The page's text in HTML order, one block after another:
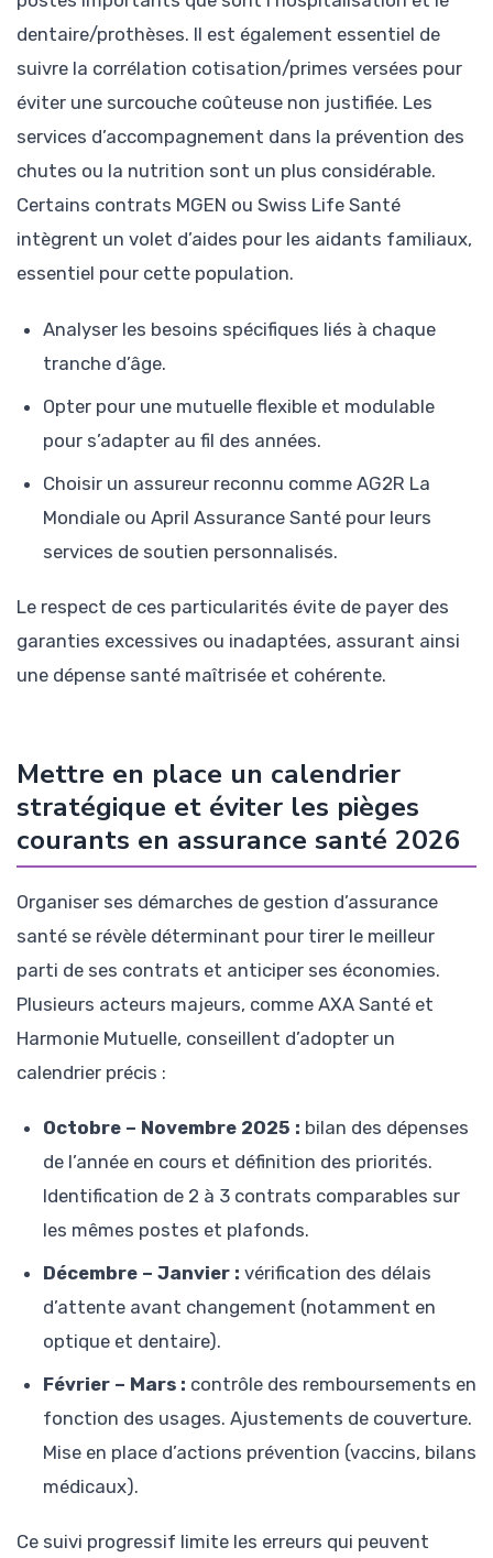
dentaire/prothèses. Il est également essentiel de
suivre la corrélation cotisation/primes versées pour
éviter une surcouche coûteuse non justifiée. Les
services d’accompagnement dans la prévention des
chutes ou la nutrition sont un plus considérable.
Certains contrats MGEN ou Swiss Life Santé
intègrent un volet d’aides pour les aidants familiaux,
essentiel pour cette population.
Analyser les besoins spécifiques liés à chaque
tranche d’âge.
Opter pour une mutuelle flexible et modulable
pour s’adapter au fil des années.
Choisir un assureur reconnu comme AG2R La
Mondiale ou April Assurance Santé pour leurs
services de soutien personnalisés.
Le respect de ces particularités évite de payer des
garanties excessives ou inadaptées, assurant ainsi
une dépense santé maîtrisée et cohérente.
Mettre en place un calendrier
stratégique et éviter les pièges
courants en assurance santé 2026
Organiser ses démarches de gestion d’assurance
santé se révèle déterminant pour tirer le meilleur
parti de ses contrats et anticiper ses économies.
Plusieurs acteurs majeurs, comme AXA Santé et
Harmonie Mutuelle, conseillent d’adopter un
calendrier précis :
Octobre – Novembre 2025 : bilan des dépenses
de l’année en cours et définition des priorités.
Identification de 2 à 3 contrats comparables sur
les mêmes postes et plafonds.
Décembre – Janvier : vérification des délais
d’attente avant changement (notamment en
optique et dentaire).
Février – Mars : contrôle des remboursements en
fonction des usages. Ajustements de couverture.
Mise en place d’actions prévention (vaccins, bilans
médicaux).
Ce suivi progressif limite les erreurs qui peuvent